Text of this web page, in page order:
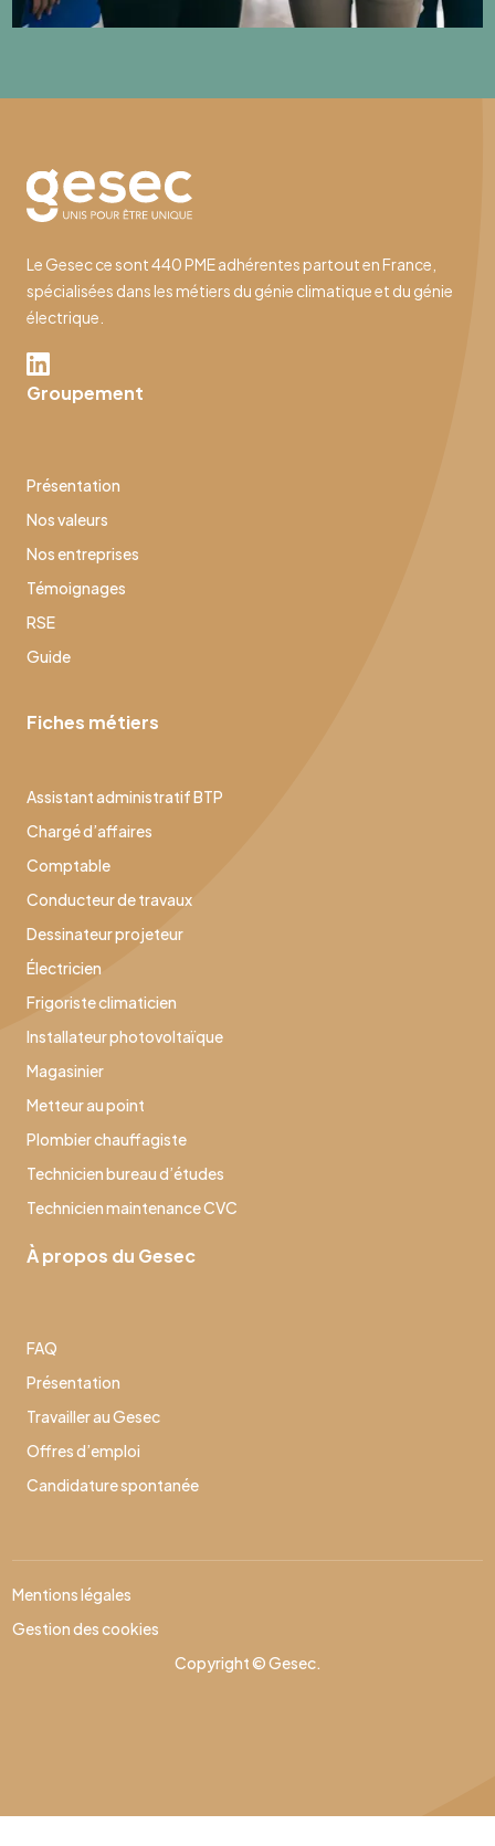
Le Gesec ce sont 440 PME adhérentes partout en France,
spécialisées dans les métiers du génie climatique et du génie
électrique.
Groupement
Présentation
Nos valeurs
Nos entreprises
Témoignages
RSE
Guide
Fiches métiers
Assistant administratif BTP
Chargé d’affaires
Comptable
Conducteur de travaux
Dessinateur projeteur
Électricien
Frigoriste climaticien
Installateur photovoltaïque
Magasinier
Metteur au point
Plombier chauffagiste
Technicien bureau d’études
Technicien maintenance CVC
À propos du Gesec
FAQ
Présentation
Travailler au Gesec
Offres d’emploi
Candidature spontanée
Copyright © Gesec.
Mentions légales
Gestion des cookies